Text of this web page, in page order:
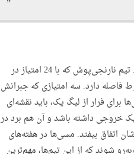
نزدیک‌ترین تیم به منطقه خطر، مس رفسنجان است. تیم نارنجی‌پوش که با 24 امتیاز در
فاصله دارد. سه امتیازی که جبرانش
فرار از لیگ یک، باید نقشه‌ای
خروجی داشته باشد و آن هم برد در
اتفاق بیفتد. مسی‌ها در هفته‌های